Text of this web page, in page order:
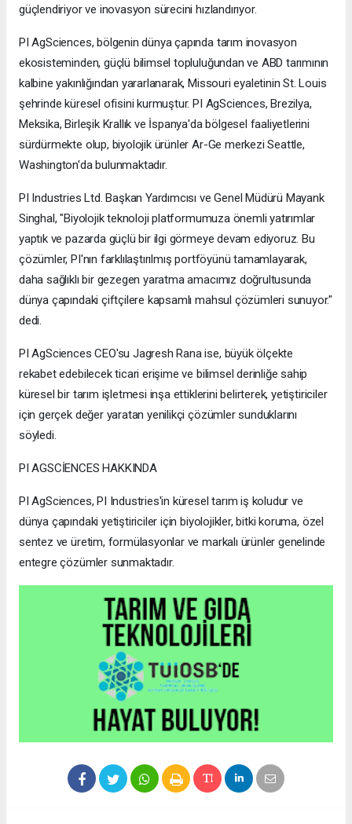
güçlendiriyor ve inovasyon sürecini hızlandırıyor.
PI AgSciences, bölgenin dünya çapında tarım inovasyon
ekosisteminden, güçlü bilimsel topluluğundan ve ABD tarımının
kalbine yakınlığından yararlanarak, Missouri eyaletinin St. Louis
şehrinde küresel ofisini kurmuştur. PI AgSciences, Brezilya,
Meksika, Birleşik Krallık ve İspanya'da bölgesel faaliyetlerini
sürdürmekte olup, biyolojik ürünler Ar-Ge merkezi Seattle,
Washington'da bulunmaktadır.
PI Industries Ltd. Başkan Yardımcısı ve Genel Müdürü Mayank
Singhal, "Biyolojik teknoloji platformumuza önemli yatırımlar
yaptık ve pazarda güçlü bir ilgi görmeye devam ediyoruz. Bu
çözümler, PI'nın farklılaştırılmış portföyünü tamamlayarak,
daha sağlıklı bir gezegen yaratma amacımız doğrultusunda
dünya çapındaki çiftçilere kapsamlı mahsul çözümleri sunuyor."
dedi.
PI AgSciences CEO'su Jagresh Rana ise, büyük ölçekte
rekabet edebilecek ticari erişime ve bilimsel derinliğe sahip
küresel bir tarım işletmesi inşa ettiklerini belirterek, yetiştiriciler
için gerçek değer yaratan yenilikçi çözümler sunduklarını
söyledi.
PI AGSCİENCES HAKKINDA
PI AgSciences, PI Industries'in küresel tarım iş koludur ve
dünya çapındaki yetiştiriciler için biyolojikler, bitki koruma, özel
sentez ve üretim, formülasyonlar ve markalı ürünler genelinde
entegre çözümler sunmaktadır.